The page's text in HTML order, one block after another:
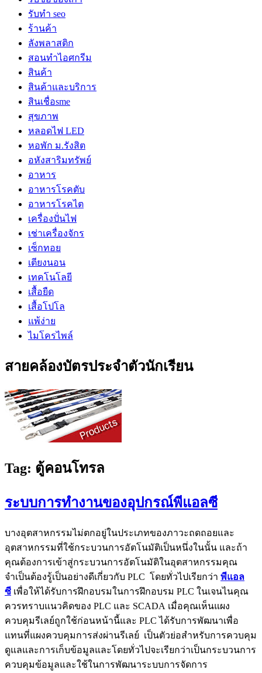
รับทำ seo
ร้านค้า
ลังพลาสติก
สอนทำไอศกรีม
สินค้า
สินค้าและบริการ
สินเชื่อsme
สุขภาพ
หลอดไฟ LED
หอพัก ม.รังสิต
อหังสาริมทรัพย์
อาหาร
อาหารโรคตับ
อาหารโรคไต
เครื่องปั่นไฟ
เช่าเครื่องจักร
เซ็กทอย
เตียงนอน
เทคโนโลยี
เสื้อยืด
เสื้อโปโล
แพ้ง่าย
ไมโครไพล์
สายคล้องบัตรประจำตัวนักเรียน
Tag: ตู้คอนโทรล
ระบบการทำงานของอุปกรณ์พีแอลซี
บางอุตสาหกรรมไม่ตกอยู่ในประเภทของภาวะถดถอยและ
อุตสาหกรรมที่ใช้กระบวนการอัตโนมัติเป็นหนึ่งในนั้น และถ้า
คุณต้องการเข้าสู่กระบวนการอัตโนมัติในอุตสาหกรรมคุณ
จำเป็นต้องรู้เป็นอย่างดีเกี่ยวกับ PLC โดยทั่วไปเรียกว่า พีแอล
ซี เพื่อให้ได้รับการฝึกอบรมในการฝึกอบรม PLC ในเจนไนคุณ
ควรทราบแนวคิดของ PLC และ SCADA เมื่อคุณเห็นแผง
ควบคุมรีเลย์ถูกใช้ก่อนหน้านี้และ PLC ได้รับการพัฒนาเพื่อ
แทนที่แผงควบคุมการส่งผ่านรีเลย์ เป็นตัวย่อสำหรับการควบคุม
ดูแลและการเก็บข้อมูลและโดยทั่วไปจะเรียกว่าเป็นกระบวนการ
ควบคุมข้อมูลและใช้ในการพัฒนาระบบการจัดการ